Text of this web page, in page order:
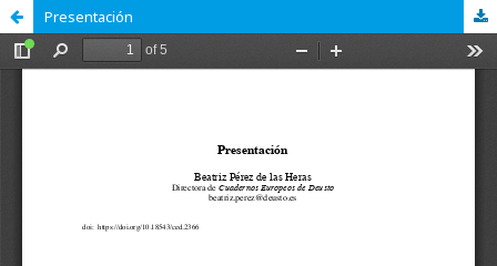
Presentación